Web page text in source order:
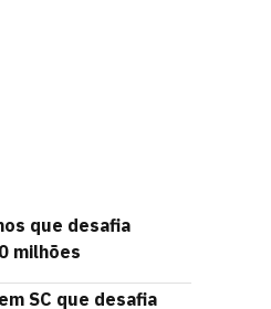
que desafia
milhões
SC que desafia